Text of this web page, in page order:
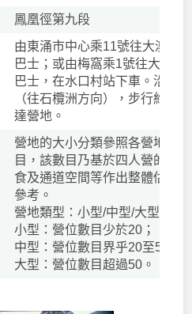
鳳凰徑第九段
由東涌市中心乘11號往大澳或
巴士；或由梅窩乘1號往大澳或
巴士，在水口村站下車。沿鳳
（往石欖洲方向），步行約25
達營地。
營地的大小分類參照各營地的
目，該數目乃基於四人營的尺
食及通道空間等作出整體估算
參考。
營地類型：小型/中型/大型
小型：營位數目少於20；
中型：營位數目界乎20至50；
大型：營位數目超過50。